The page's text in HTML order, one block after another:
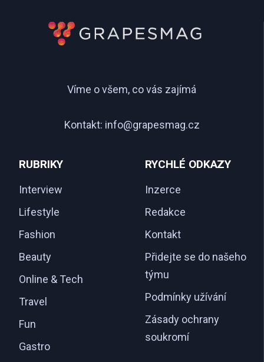
Víme o všem, co vás zajímá
Kontakt: info@grapesmag.cz
RUBRIKY
Interview
Lifestyle
Fashion
Beauty
Online & Tech
Travel
Fun
Gastro
RYCHLÉ ODKAZY
Inzerce
Redakce
Kontakt
Přidejte se do našeho
týmu
Podmínky užívání
Zásady ochrany
soukromí